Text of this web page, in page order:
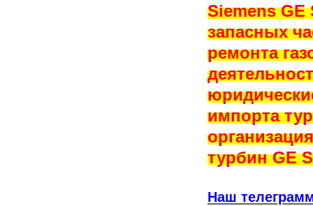
Siemens
запасных
ремонта
импорта
турбин GE
Наш